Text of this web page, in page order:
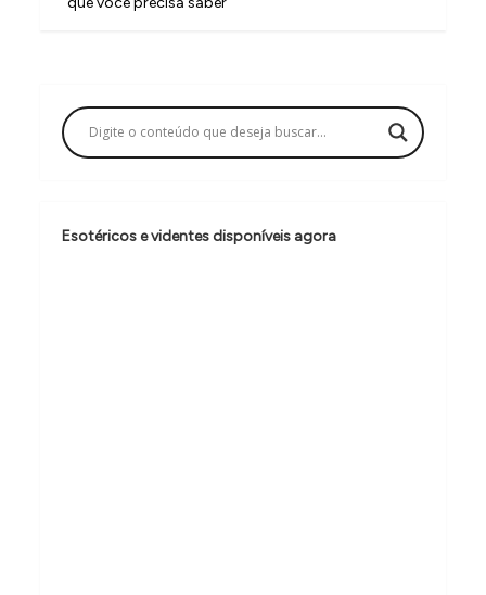
a
ç
o
d
Esotéricos e videntes disponíveis agora